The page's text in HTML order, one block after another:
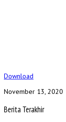
Download
November 13, 2020
Berita Terakhir